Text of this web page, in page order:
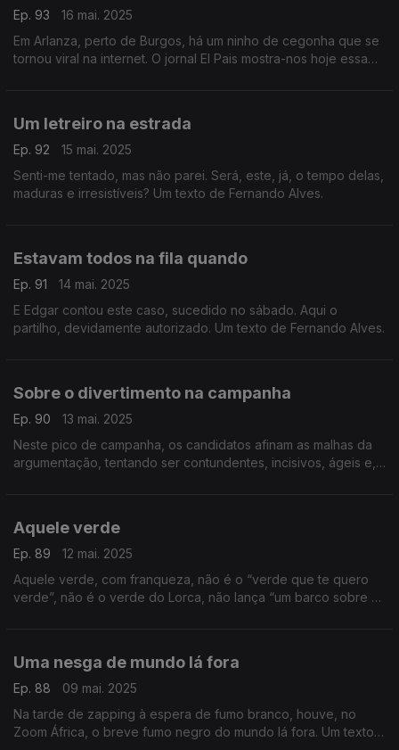
Ep. 93
16 mai. 2025
Em Arlanza, perto de Burgos, há um ninho de cegonha que se
tornou viral na internet. O jornal El Pais mostra-nos hoje essa
Um letreiro na estrada
Ep. 92
15 mai. 2025
Senti-me tentado, mas não parei. Será, este, já, o tempo delas,
maduras e irresistíveis? Um texto de Fernando Alves.
Estavam todos na fila quando
Ep. 91
14 mai. 2025
E Edgar contou este caso, sucedido no sábado. Aqui o
partilho, devidamente autorizado. Um texto de Fernando Alves.
Sobre o divertimento na campanha
Ep. 90
13 mai. 2025
Neste pico de campanha, os candidatos afinam as malhas da
argumentação, tentando ser contundentes, incisivos, ágeis e,
Aquele verde
Ep. 89
12 mai. 2025
Aquele verde, com franqueza, não é o “verde que te quero
verde”, não é o verde do Lorca, não lança “um barco sobre o
Uma nesga de mundo lá fora
Ep. 88
09 mai. 2025
Na tarde de zapping à espera de fumo branco, houve, no
Zoom África, o breve fumo negro do mundo lá fora. Um texto